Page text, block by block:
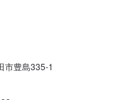
市豊島335-1